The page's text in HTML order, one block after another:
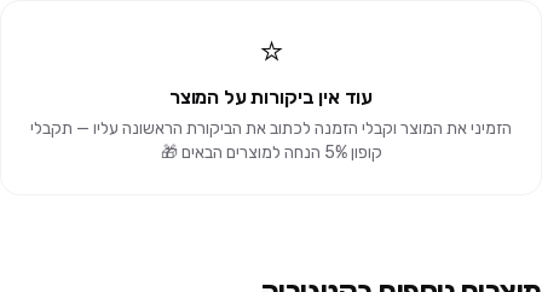
⭐
עוד אין ביקורות על המוצר
הזמיני את המוצר וקבלי הזמנה לכתוב את הביקורת הראשונה עליו — תקבלי
קופון 5% הנחה למוצרים הבאים 🎁